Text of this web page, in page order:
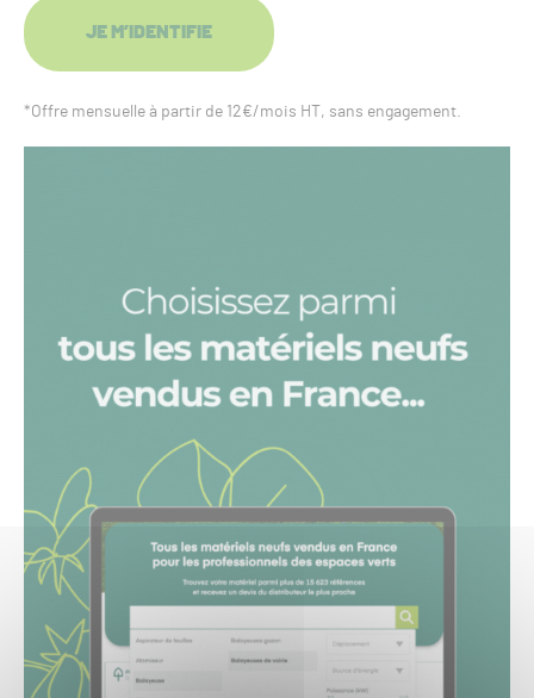
JE M’IDENTIFIE
*Offre mensuelle à partir de 12€/mois HT, sans engagement.